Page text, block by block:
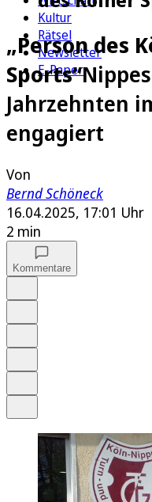
Kultur
Rätsel
Newsletter
E-Paper
„Person des
Sports“
Jahrzehnten
engagiert
Von
Bernd Schöneck
16.04.2025, 17:01 Uhr
2 min
Kommentare